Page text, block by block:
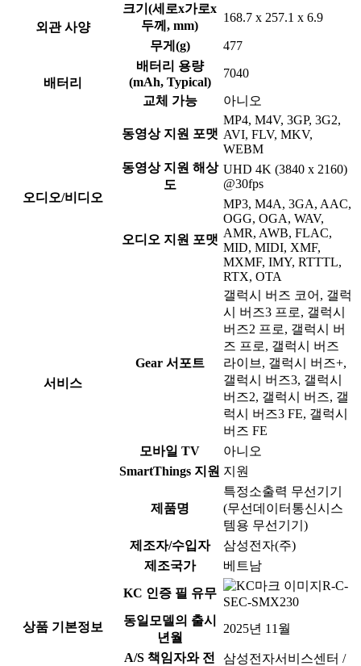
외관 사양
크기(세로x가로x
두께, mm)
168.7 x 257.1 x 6.9
무게(g) 477
배터리
배터리 용량
(mAh, Typical)
7040
교체 가능
아니오
오디오/비디오
동영상 지원 포맷
MP4, M4V, 3GP, 3G2,
AVI, FLV, MKV,
WEBM
동영상 지원 해상
도
UHD 4K (3840 x 2160)
@30fps
오디오 지원 포맷
MP3, M4A, 3GA, AAC,
OGG, OGA, WAV,
AMR, AWB, FLAC,
MID, MIDI, XMF,
MXMF, IMY, RTTTL,
RTX, OTA
서비스
Gear 서포트
갤럭시 버즈 코어, 갤럭
시 버즈3 프로, 갤럭시
버즈2 프로, 갤럭시 버
즈 프로, 갤럭시 버즈
라이브, 갤럭시 버즈+,
갤럭시 버즈3, 갤럭시
버즈2, 갤럭시 버즈, 갤
럭시 버즈3 FE, 갤럭시
버즈 FE
모바일 TV
아니오
SmartThings 지원 지원
상품 기본정보
제품명
특정소출력 무선기기
(무선데이터통신시스
템용 무선기기)
제조자/수입자
삼성전자(주)
제조국가
베트남
KC 인증 필 유무
R-C-
SEC-SMX230
동일모델의 출시
년월
2025년 11월
A/S 책임자와 전
삼성전자서비스센터 /